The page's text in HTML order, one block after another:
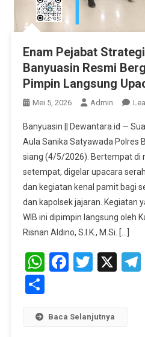
Enam Pejabat
Banyuasin Resmi
Pimpin Langsung
Mei 5, 2026 Admin
Banyuasin || Dewantara.id —
Aula Sanika Satyawada Polres
siang (4/5/2026). Bertempat di
setempat, digelar upacara
dan kegiatan kenal pamit bagi
dan kapolsek jajaran. Kegiatan
WIB ini dipimpin langsung oleh
Risnan Aldino, S.I.K., M.Si. […]
WhatsApp
X
Share
Baca Selanjutnya